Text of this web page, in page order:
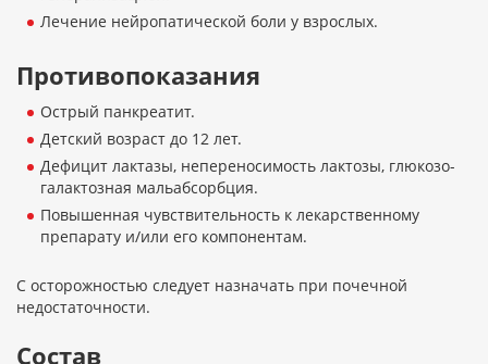
Лечение нейропатической боли у взрослых.
Противопоказания
Острый панкреатит.
Детский возраст до 12 лет.
Дефицит лактазы, непереносимость лактозы, глюкозо-
галактозная мальабсорбция.
Повышенная чувствительность к лекарственному
препарату и/или его компонентам.
С осторожностью следует назначать при почечной
недостаточности.
Состав